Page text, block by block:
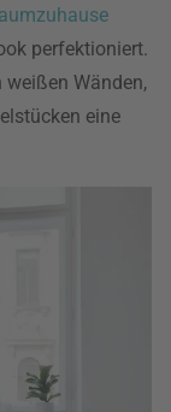
perfektioniert.
weißen Wänden,
eine